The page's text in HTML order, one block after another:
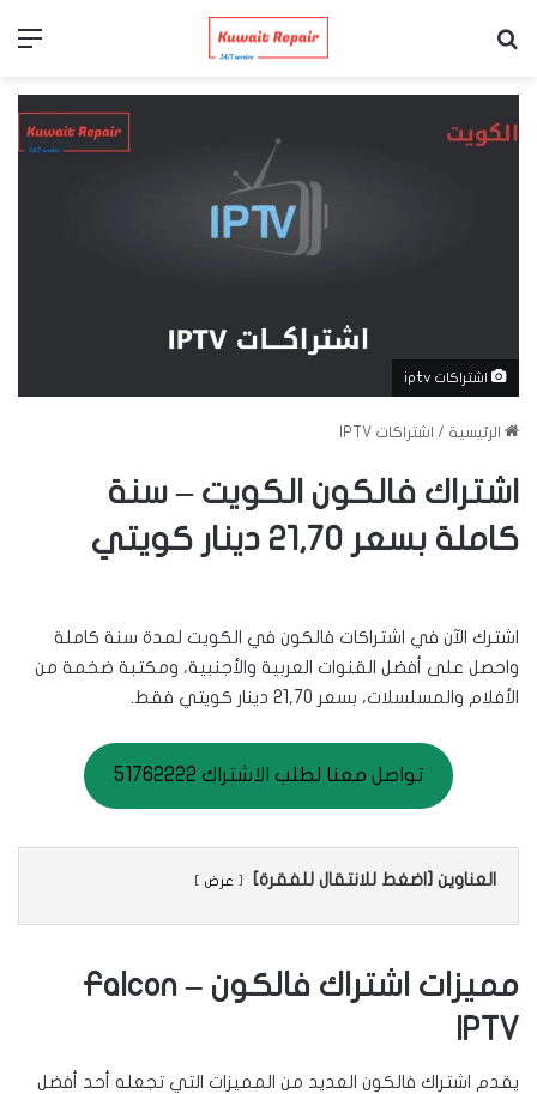
اشتراكات iptv
الرئيسية / اشتراكات IPTV
اشتراك فالكون الكويت – سنة
كاملة بسعر 21,70 دينار كويتي
اشترك الآن في اشتراكات فالكون في الكويت لمدة سنة كاملة
واحصل على أفضل القنوات العربية والأجنبية، ومكتبة ضخمة من
الأفلام والمسلسلات، بسعر 21,70 دينار كويتي فقط.
تواصل معنا لطلب الاشتراك 51762222
العناوين [اضغط للانتقال للفقرة] عرض
مميزات اشتراك فالكون – Falcon
IPTV
يقدم اشتراك فالكون العديد من المميزات التي تجعله أحد أفضل